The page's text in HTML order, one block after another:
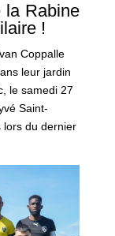
la Rabine
!
Coppalle
leur jardin
le samedi 27
Saint-
lors du dernier